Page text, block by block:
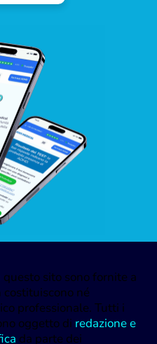
sito sono fornite a
né
professionale. Tutti i
oggetto di redazione e
da parte dei